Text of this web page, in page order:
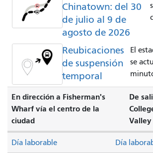
Chinatown: del 30
de julio al 9 de
agosto de 2026
Reubicaciones
de suspensión
temporal
El
se
En dirección a Fisherman's
Wharf vía el centro de la
ciudad
De
Valley
Día laborable Día